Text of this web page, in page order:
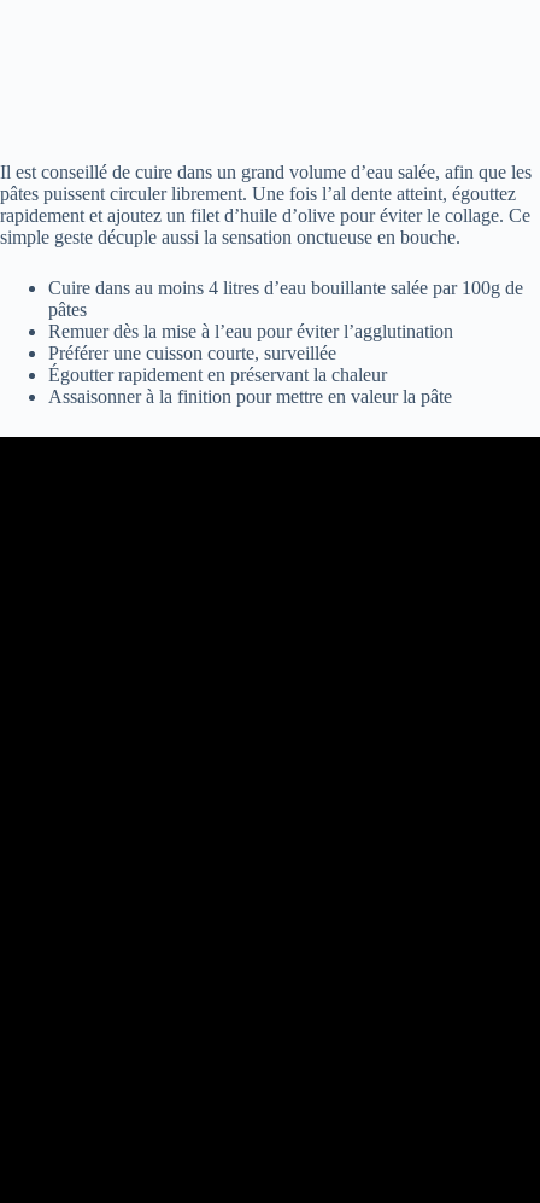
Il est conseillé de cuire dans un grand volume d’eau salée, afin que les
pâtes puissent circuler librement. Une fois l’al dente atteint, égouttez
rapidement et ajoutez un filet d’huile d’olive pour éviter le collage. Ce
simple geste décuple aussi la sensation onctueuse en bouche.
Cuire dans au moins 4 litres d’eau bouillante salée par 100g de
pâtes
Remuer dès la mise à l’eau pour éviter l’agglutination
Préférer une cuisson courte, surveillée
Égoutter rapidement en préservant la chaleur
Assaisonner à la finition pour mettre en valeur la pâte